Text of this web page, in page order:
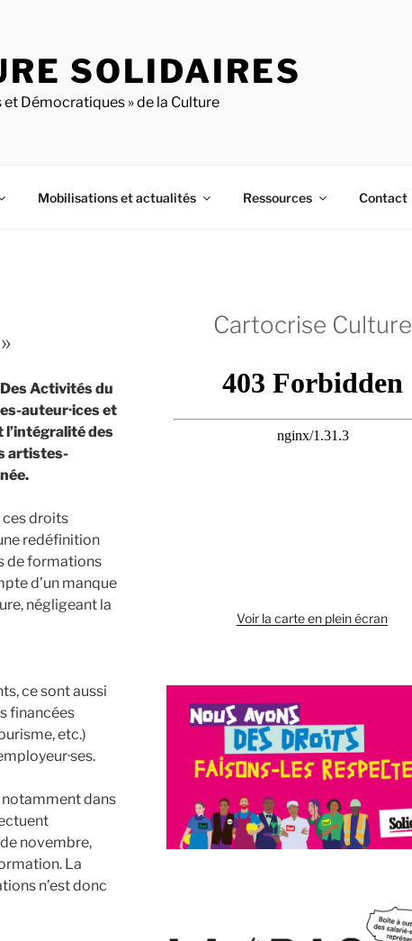
SOLIDAIRES
Démocratiques » de la Culture
Mobilisations et actualités Ressources Contact
Activités du
auteur·ices et
l’intégralité des
artistes-
ces droits
redéfinition
de formations
d’un manque
négligeant la
ce sont aussi
financées
etc.)
notamment dans
novembre,
La
n’est donc
Cartocrise Culture
Voir la carte en plein écran